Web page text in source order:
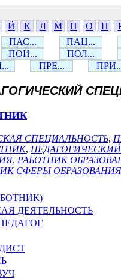
Й К Л М Н О П
ПАС...
ПАЦ...
ПОИ...
ПОЛ...
ПРЕ...
СПЕЦИАЛЬНОСТЬ,
,
, РАБОТНИК
СФЕРЫ ОБРАЗОВАНИЯ
ДЕЯТЕЛЬНОСТЬ